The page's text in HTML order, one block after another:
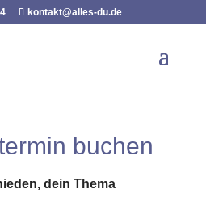
kontakt@alles-du.de
buchen
dein Thema